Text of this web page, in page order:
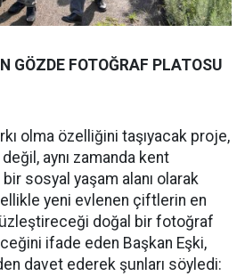
GÖZDE FOTOĞRAF PLATOSU
olma özelliğini taşıyacak proje,
aynı zamanda kent
sosyal yaşam alanı olarak
yeni evlenen çiftlerin en
doğal bir fotoğraf
ifade eden Başkan Eşki,
davet ederek şunları söyledi: